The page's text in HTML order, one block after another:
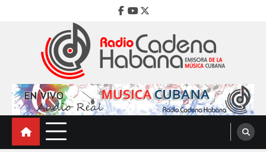
Facebook
Youtube
Twitter
Radio Cadena Habana
Emisora de la Música Cubana